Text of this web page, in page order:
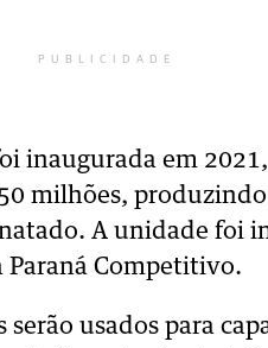
PUBLICIDADE
inaugurada em
milhões,
A unidade foi
Paraná Competitivo.
usados para